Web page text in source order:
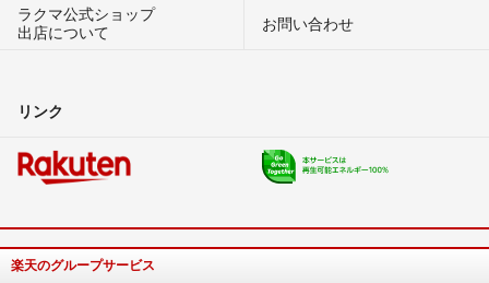
ラクマ公式ショップ
出店について
お問い合わせ
リンク
楽天のグループサービス